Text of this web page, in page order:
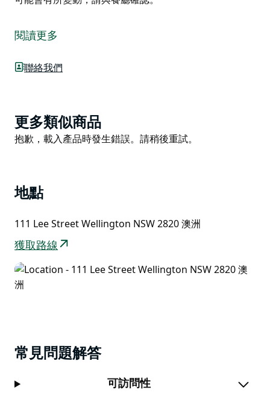
美食佳餚，服務人員熱情周到。
暢談歡聚。
閱讀更多
聯絡我們
Product
List
更多類似商品
Product
抱歉，載入產品時發生錯誤。請稍後重試。
地點
111 Lee Street Wellington NSW 2820 澳洲
獲取路線
常見問題解答
可訪問性